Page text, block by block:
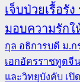
เจ็บป่วยเรื้อรั
มอบความรักใ
กุล อธิการบดี ม.
เอกอัครราชทูตจี
และวิทยุบังคับ เปิ